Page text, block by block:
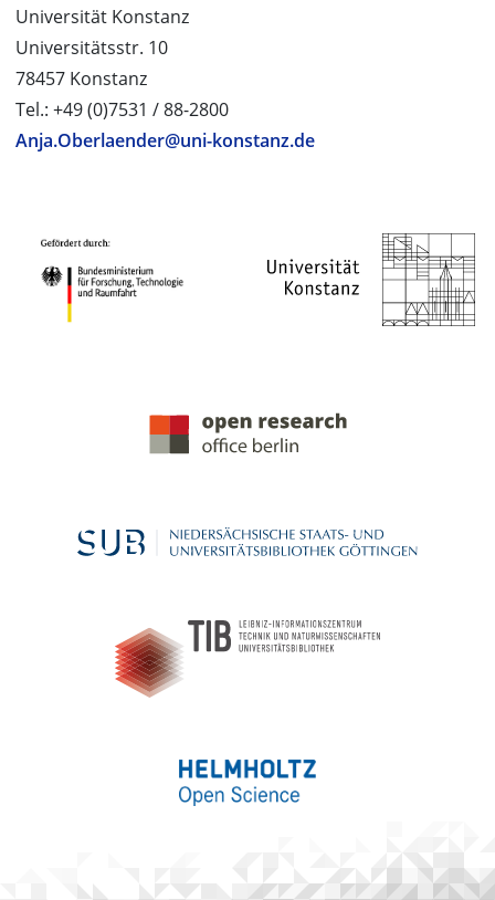
Universität Konstanz
Universitätsstr. 10
78457 Konstanz
Tel.: +49 (0)7531 / 88-2800
Anja.Oberlaender@uni-konstanz.de